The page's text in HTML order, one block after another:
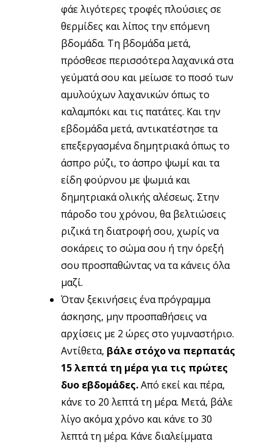
φάε λιγότερες τροφές πλούσιες σε
θερμίδες και λίπος την επόμενη
βδομάδα. Τη βδομάδα μετά,
πρόσθεσε περισσότερα λαχανικά στα
γεύματά σου και μείωσε το ποσό των
αμυλούχων λαχανικών όπως το
καλαμπόκι και τις πατάτες. Και την
εβδομάδα μετά, αντικατέστησε τα
επεξεργασμένα δημητριακά όπως το
άσπρο ρύζι, το άσπρο ψωμί και τα
είδη φούρνου με ψωμιά και
δημητριακά ολικής αλέσεως. Στην
πάροδο του χρόνου, θα βελτιώσεις
ριζικά τη διατροφή σου, χωρίς να
σοκάρεις το σώμα σου ή την όρεξή
σου προσπαθώντας να τα κάνεις όλα
μαζί.
Όταν ξεκινήσεις ένα πρόγραμμα
άσκησης, μην προσπαθήσεις να
αρχίσεις με 2 ώρες στο γυμναστήριο.
Αντίθετα, βάλε στόχο να περπατάς
15 λεπτά τη μέρα για τις πρώτες
δυο εβδομάδες.Από εκεί και πέρα,
κάνε το 20 λεπτά τη μέρα. Μετά, βάλε
λίγο ακόμα χρόνο και κάνε το 30
λεπτά τη μέρα. Κάνε διαλείμματα